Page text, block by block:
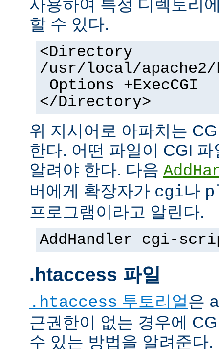
사용하여 특정 디렉토리
할 수 있다.
<Directory
/usr/local/apache2/
Options +ExecCGI
</Directory>
위 지시어로 아파치는
한다. 어떤 파일이 CGI
알려야 한다. 다음
버에게 확장자가 cgi나
프로그램이라고 알린다.
AddHandler cgi-
.htaccess 파일
.htaccess 투토리얼은
근권한이 없는 경우에
수 있는 방법을 알려준다.